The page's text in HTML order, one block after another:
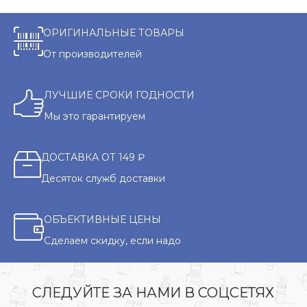
ОРИГИНАЛЬНЫЕ ТОВАРЫ
От производителей
ЛУЧШИЕ СРОКИ ГОДНОСТИ
Мы это гарантируем
ДОСТАВКА ОТ 149 ₽
Десяток служб доставки
ОБЪЕКТИВНЫЕ ЦЕНЫ
Сделаем скидку, если надо
СЛЕДУЙТЕ ЗА НАМИ В СОЦСЕТЯХ